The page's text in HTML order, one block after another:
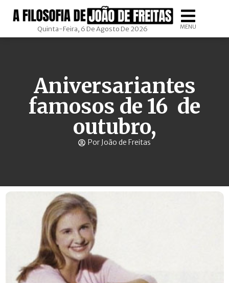
Quinta-Feira, 6 De Agosto De 2026 MENU
Aniversariantes
famosos de 16 de
outubro,
Por João de Freitas